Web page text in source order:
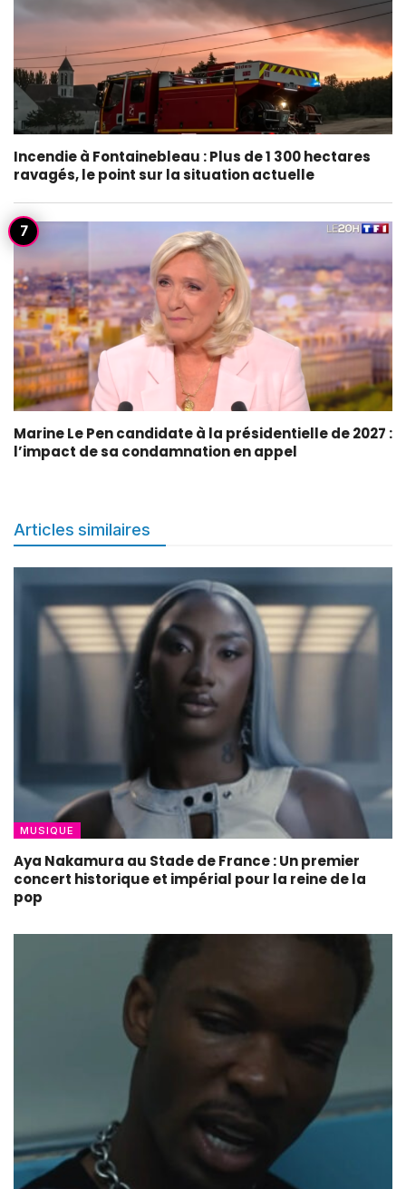
Incendie à Fontainebleau : Plus de 1 300 hectares
ravagés, le point sur la situation actuelle
Marine Le Pen candidate à la présidentielle de 2027 :
l’impact de sa condamnation en appel
Articles similaires
MUSIQUE
Aya Nakamura au Stade de France : Un premier
concert historique et impérial pour la reine de la
pop